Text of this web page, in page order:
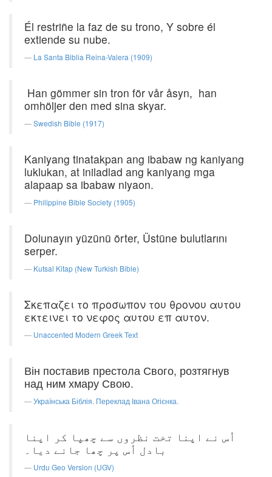
Él restriñe la faz de su trono, Y sobre él
extiende su nube.
La Santa Biblia Reina-Valera (1909)
Han gömmer sin tron för vår åsyn, han
omhöljer den med sina skyar.
Swedish Bible (1917)
Kaniyang tinatakpan ang ibabaw ng kaniyang
luklukan, at iniladlad ang kaniyang mga
alapaap sa ibabaw niyaon.
Philippine Bible Society (1905)
Dolunayın yüzünü örter, Üstüne bulutlarını
serper.
Kutsal Kitap (New Turkish Bible)
Σκεπαζει το προσωπον του θρονου αυτου
εκτεινει το νεφος αυτου επ αυτον.
Unaccented Modern Greek Text
Він поставив престола Свого, розтягнув
над ним хмару Свою.
Українська Біблія. Переклад Івана Огієнка.
اُس نے اپنا تخت نظروں سے چھپا کر اپنا
بادل اُس پر چھا جانے دیا۔
Urdu Geo Version (UGV)